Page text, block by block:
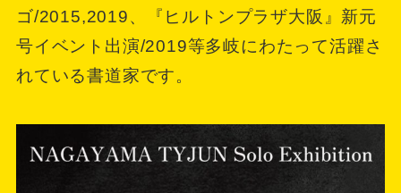
ゴ/2015,2019、『ヒルトンプラザ大阪』新元
号イベント出演/2019等多岐にわたって活躍さ
れている書道家です。